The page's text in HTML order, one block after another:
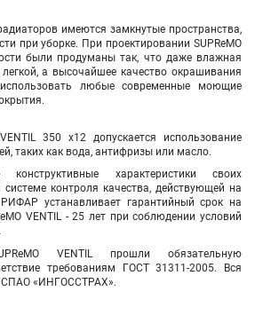
имеются замкнутые пространства,
при уборке. При проектировании SUPReMO
были продуманы так, что даже влажная
а высочайшее качество окрашивания
любые современные моющие
350 х12 допускается использование
таких как вода, антифризы или масло.
характеристики своих
контроля качества, действующей на
устанавливает гарантийный срок на
VENTIL - 25 лет при соблюдении условий
VENTIL прошли обязательную
требованиям ГОСТ 31311-2005. Вся
СПАО «ИНГОССТРАХ».